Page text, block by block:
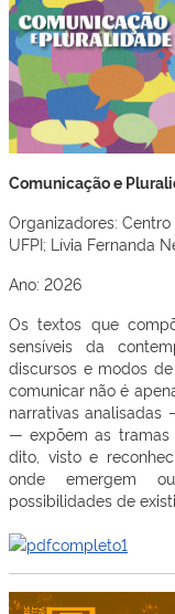
Comunicação e
Organizadores:
UFPI; Lívia Fernanda
Ano: 2026
Os textos que
sensíveis da
discursos e modos
comunicar não é
narrativas analisadas
— expõem as
dito, visto e
onde emergem
possibilidades de